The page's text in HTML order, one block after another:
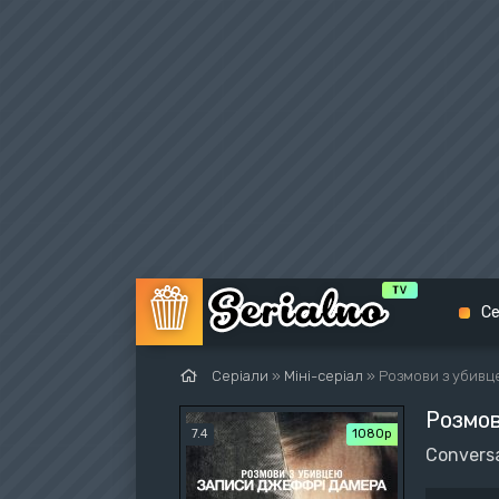
Серіали » Міні-серіал » Розмови з
7.4 1080p